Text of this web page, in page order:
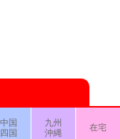
中国
四国
九州
沖縄
在宅